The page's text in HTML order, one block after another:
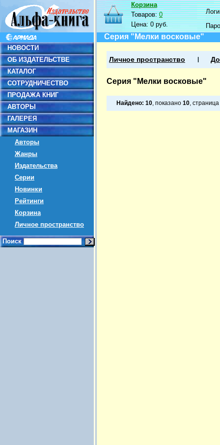
НОВОСТИ
ОБ ИЗДАТЕЛЬСТВЕ
КАТАЛОГ
СОТРУДНИЧЕСТВО
ПРОДАЖА КНИГ
АВТОРЫ
ГАЛЕРЕЯ
МАГАЗИН
Авторы
Жанры
Издательства
Серии
Новинки
Рейтинги
Корзина
Личное пространство
Поиск
Корзина
Товаров:0
Цена:0 руб.
Серия "Мелки восковые"
Личное пространство
Серия "Мелки восковые"
Найдено: 10, показано 10, страница